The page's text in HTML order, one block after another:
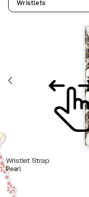
Wristlets
Wristlet Strap
Pearl